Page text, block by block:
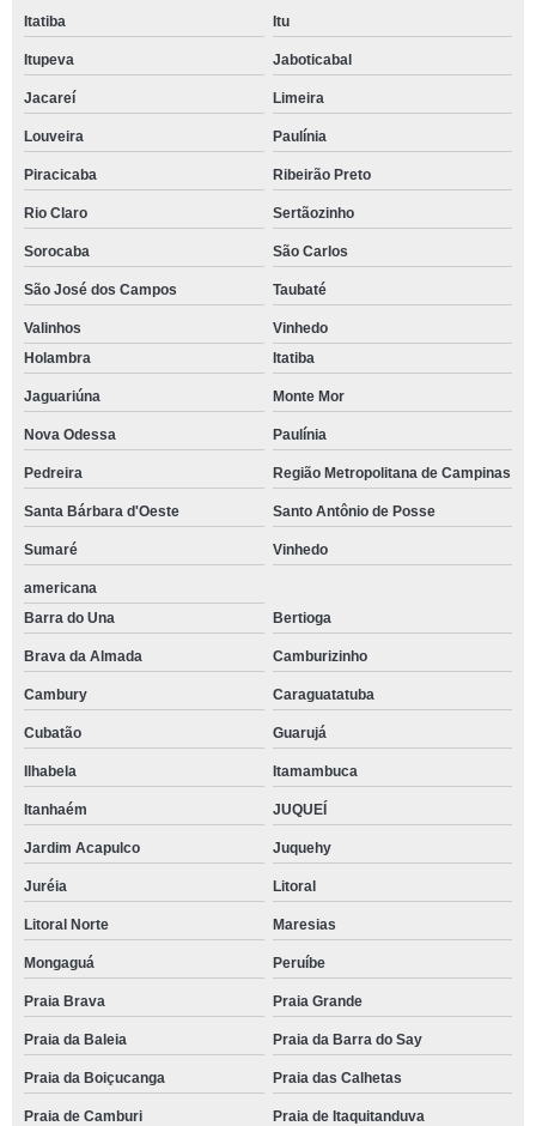
Itatiba Itu
Itupeva Jaboticabal
Jacareí Limeira
Louveira Paulínia
Piracicaba Ribeirão Preto
Rio Claro Sertãozinho
Sorocaba São Carlos
São José dos Campos Taubaté
Valinhos
Vinhedo
Holambra
Itatiba
Jaguariúna Monte Mor
Nova Odessa Paulínia
Pedreira Região Metropolitana de Campinas
Santa Bárbara d'Oeste Santo Antônio de Posse
Sumaré Vinhedo
americana
Barra do Una
Bertioga
Brava da Almada Camburizinho
Cambury Caraguatatuba
Cubatão Guarujá
Ilhabela Itamambuca
Itanhaém JUQUEÍ
Jardim Acapulco Juquehy
Juréia Litoral
Litoral Norte Maresias
Mongaguá Peruíbe
Praia Brava Praia Grande
Praia da Baleia Praia da Barra do Say
Praia da Boiçucanga Praia das Calhetas
Praia de Camburi Praia de Itaquitanduva